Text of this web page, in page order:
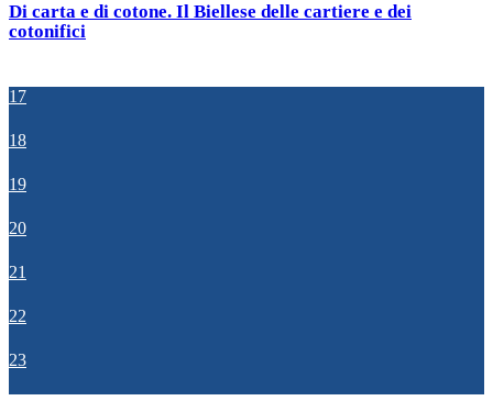
Di carta e di cotone. Il Biellese delle cartiere e dei
cotonifici
17
18
19
20
21
22
23